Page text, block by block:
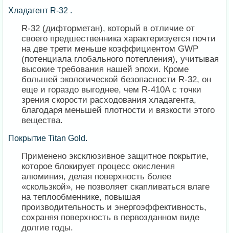
Хладагент R-32 .
R-32 (дифторметан), который в отличие от
своего предшественника характеризуется почти
на две трети меньше коэффициентом GWP
(потенциала глобального потепления), учитывая
высокие требования нашей эпохи. Кроме
большей экологической безопасности R-32, он
еще и гораздо выгоднее, чем R-410A с точки
зрения скорости расходования хладагента,
благодаря меньшей плотности и вязкости этого
вещества.
Покрытие Titan Gold.
Применено эксклюзивное защитное покрытие,
которое блокирует процесс окисления
алюминия, делая поверхность более
«скользкой», не позволяет скапливаться влаге
на теплообменнике, повышая
производительность и энергоэффективность,
сохраняя поверхность в первозданном виде
долгие годы.